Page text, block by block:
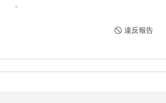
-
違反報告